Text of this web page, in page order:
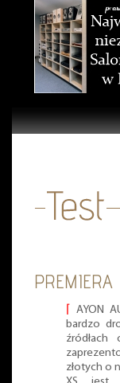
PREMIERA
⌈AYON
bardzo
złotych o